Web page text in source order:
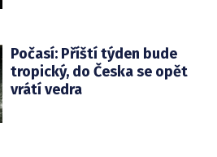
Počasí: Příští týden bude
tropický, do Česka se opět
vrátí vedra